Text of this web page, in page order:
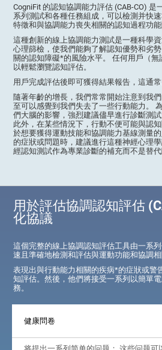
CogniFit 的認知協調能力評估 (CAB-CO) 是
系列測試和各種任務組成，可以檢測并快
特徵和與協調能力喪失相關的認知過程功能
這種創新的線上協調能力測試是一種科學
心理篩檢，使我們能夠了解認知優勢和劣
關的認知障礙*的風險水平。 任何用戶（
以輕鬆瀏覽認知評估。
用戶完成評估後即可獲得結果報告，這通常
隨著年齡的增長，我們常常開始注意到我
至可以感覺到我們失去了一些行動能力。
們大腦的影響，強烈建議儘早進行診斷測
此外，在某些情況下，行動不便可能與認
於想要獲得運動技能和協調能力基線測量
的症狀或問題時，建議進行這種神經心理
經認知測試作為專業診斷的補充而不是替代
用於評估協調認知評估
化協議
這個完整的線上協調認知評估工具由一系
速且準確地檢測和評估與運動功能和協調相
表現出與行動能力相關的疾病*的症狀或警
知評估。然後，他們將接受一系列以簡單
務。
健康問卷